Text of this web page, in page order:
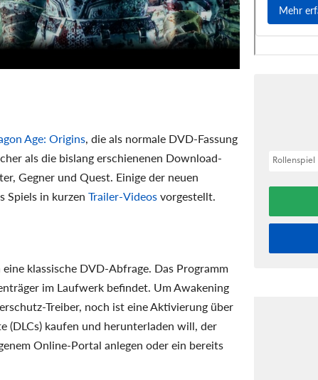
Age: Origins, die als normale DVD-Fassung
als die bislang erschienenen Download-
Gegner und Quest. Einige der neuen
Spiels in kurzen Trailer-Videosvorgestellt.
klassische DVD-Abfrage. Das Programm
im Laufwerk befindet. Um Awakening
Treiber, noch ist eine Aktivierung über
(DLCs) kaufen und herunterladen will, der
Online-Portal anlegen oder ein bereits
Rollenspiel